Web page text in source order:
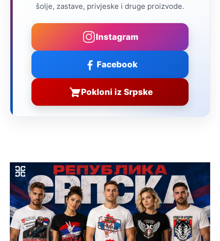
šolje, zastave, privjeske i druge proizvode.
Instagram
Facebook
Pokloni iz Srpske